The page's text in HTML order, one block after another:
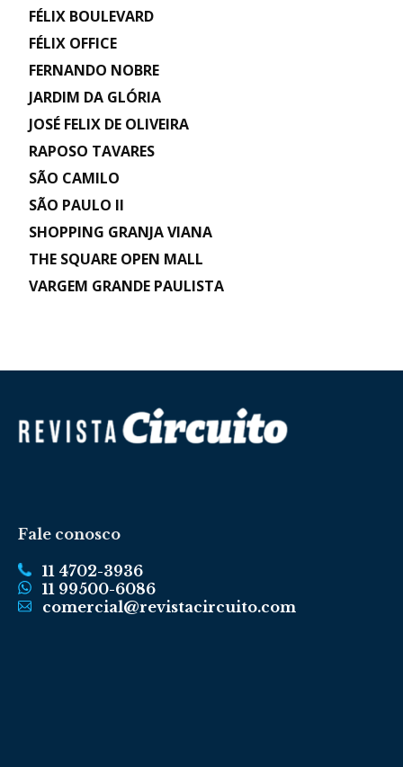
FÉLIX BOULEVARD
FÉLIX OFFICE
FERNANDO NOBRE
JARDIM DA GLÓRIA
JOSÉ FELIX DE OLIVEIRA
RAPOSO TAVARES
SÃO CAMILO
SÃO PAULO II
SHOPPING GRANJA VIANA
THE SQUARE OPEN MALL
VARGEM GRANDE PAULISTA
Fale conosco
11 4702-3936
11 99500-6086
comercial@revistacircuito.com